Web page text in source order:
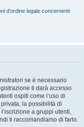
d’ordine legale concernenti
se è necessario
ti darà accesso
ospiti come l’uso di
la possibilità di
a gruppi utenti,
ti raccomandiamo di farlo.